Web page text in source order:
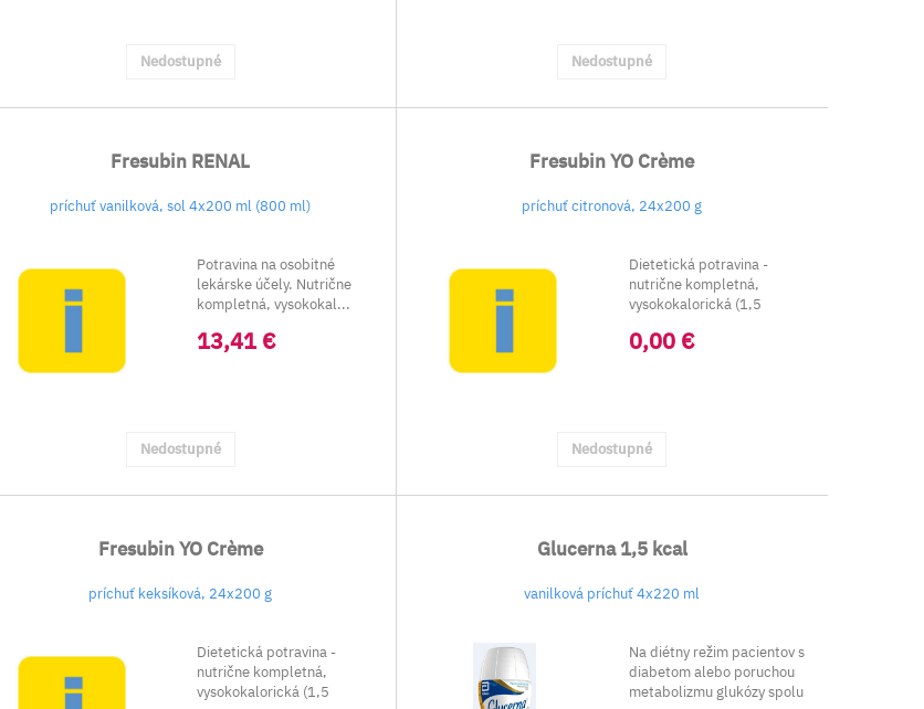
Nedostupné Nedostupné
Fresubin RENAL
príchuť vanilková, sol 4x200 ml (800 ml)
Potravina na osobitné
lekárske účely. Nutrične
kompletná, vysokokal...
13,41 €
Nedostupné
Fresubin YO Crème
príchuť citronová, 24x200 g
Dietetická potravina -
nutrične kompletná,
vysokokalorická (1,5
...
0,00 €
Nedostupné
Fresubin YO Crème
príchuť keksíková, 24x200 g
Dietetická potravina -
nutrične kompletná,
vysokokalorická (1,5
Glucerna 1,5 kcal
vanilková príchuť 4x220 ml
Na diétny režim pacientov s
diabetom alebo poruchou
metabolizmu glukózy spolu